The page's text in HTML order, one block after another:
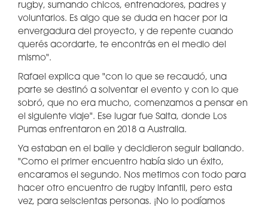
rugby, sumando chicos, entrenadores, padres y
voluntarios. Es algo que se duda en hacer por la
envergadura del proyecto, y de repente cuando
querés acordarte, te encontrás en el medio del
mismo".
Rafael explica que "con lo que se recaudó, una
parte se destinó a solventar el evento y con lo que
sobró, que no era mucho, comenzamos a pensar en
el siguiente viaje". Ese lugar fue Salta, donde Los
Pumas enfrentaron en 2018 a Australia.
Ya estaban en el baile y decidieron seguir bailando.
"Como el primer encuentro había sido un éxito,
encaramos el segundo. Nos metimos con todo para
hacer otro encuentro de rugby infantil, pero esta
vez, para seiscientas personas. ¡No lo podíamos